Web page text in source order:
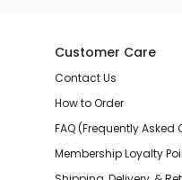
Customer Care
Contact Us
How to Order
FAQ (Frequently Asked
Membership Loyalty